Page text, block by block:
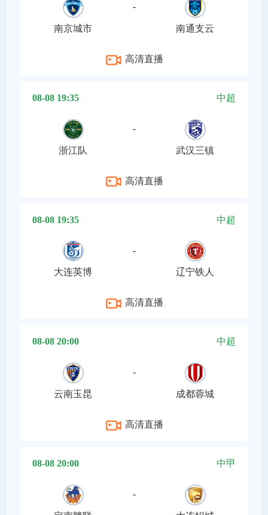
南京城市
-
南通支云
高清直播
08-08 19:35 中超
浙江队
-
武汉三镇
高清直播
08-08 19:35 中超
大连英博
-
辽宁铁人
高清直播
08-08 20:00 中超
云南玉昆
-
成都蓉城
高清直播
08-08 20:00 中甲
-